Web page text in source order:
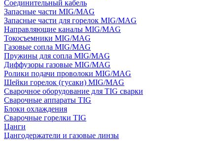
Соединительный кабель
Запасные части MIG/MAG
Запасные части для горелок MIG/MAG
Направляющие каналы MIG/MAG
Токосъемники MIG/MAG
Газовые сопла MIG/MAG
Пружины для сопла MIG/MAG
Диффузоры газовые MIG/MAG
Ролики подачи проволоки MIG/MAG
Шейки горелок (гусаки) MIG/MAG
Сварочное оборудование для TIG сварки
Сварочные аппараты TIG
Блоки охлаждения
Сварочные горелки TIG
Цанги
Цангодержатели и газовые линзы